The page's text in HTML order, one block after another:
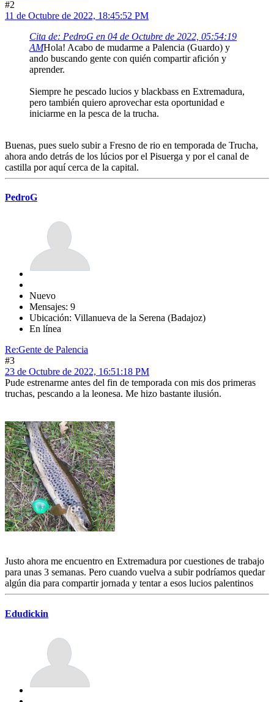
#2
11 de Octubre de 2022, 18:45:52 PM
Cita de: PedroG en 04 de Octubre de 2022, 05:54:19
AMHola! Acabo de mudarme a Palencia (Guardo) y
ando buscando gente con quién compartir afición y
aprender.
Siempre he pescado lucios y blackbass en Extremadura,
pero también quiero aprovechar esta oportunidad e
iniciarme en la pesca de la trucha.
Buenas, pues suelo subir a Fresno de rio en temporada de Trucha,
ahora ando detrás de los lúcios por el Pisuerga y por el canal de
castilla por aquí cerca de la capital.
PedroG
Nuevo
Mensajes: 9
Ubicación: Villanueva de la Serena (Badajoz)
En línea
Re:Gente de Palencia
#3
23 de Octubre de 2022, 16:51:18 PM
Pude estrenarme antes del fin de temporada con mis dos primeras
truchas, pescando a la leonesa. Me hizo bastante ilusión.
Justo ahora me encuentro en Extremadura por cuestiones de trabajo
para unas 3 semanas. Pero cuando vuelva a subir podríamos quedar
algún dia para compartir jornada y tentar a esos lucios palentinos
Edudickin